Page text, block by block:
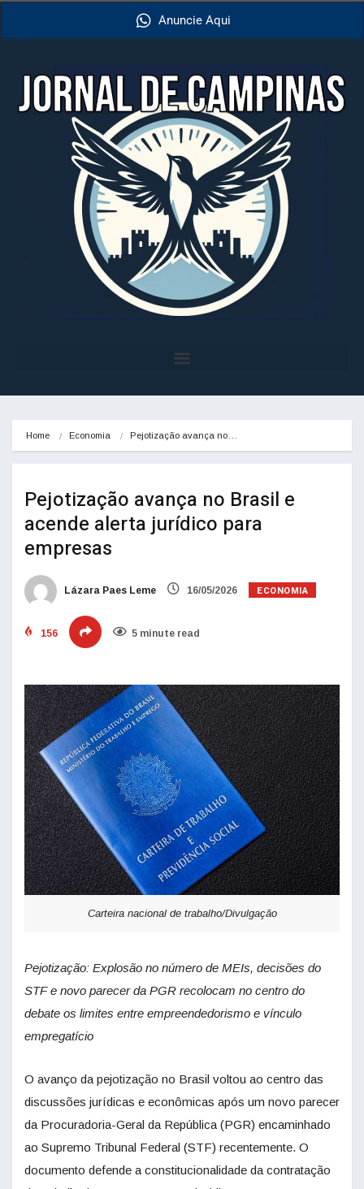
Anuncie Aqui
Home Economia Pejotização avança no…
Pejotização avança no Brasil e
acende alerta jurídico para
empresas
Lázara Paes Leme 16/05/2026 ECONOMIA
156 5 minute read
Carteira nacional de trabalho/Divulgação
Pejotização: Explosão no número de MEIs, decisões do
STF e novo parecer da PGR recolocam no centro do
debate os limites entre empreendedorismo e vínculo
empregatício
O avanço da pejotização no Brasil voltou ao centro das
discussões jurídicas e econômicas após um novo parecer
da Procuradoria-Geral da República (PGR) encaminhado
ao Supremo Tribunal Federal (STF) recentemente. O
documento defende a constitucionalidade da contratação